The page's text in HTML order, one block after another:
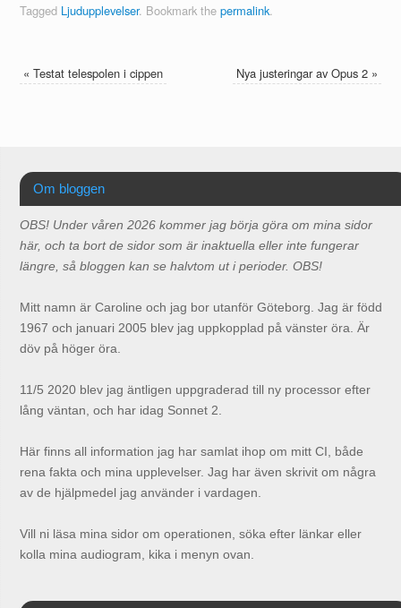
Tagged Ljudupplevelser. Bookmark the permalink.
« Testat telespolen i cippen Nya justeringar av Opus 2 »
Om bloggen
OBS! Under våren 2026 kommer jag börja göra om mina sidor
här, och ta bort de sidor som är inaktuella eller inte fungerar
längre, så bloggen kan se halvtom ut i perioder. OBS!
Mitt namn är Caroline och jag bor utanför Göteborg. Jag är född
1967 och januari 2005 blev jag uppkopplad på vänster öra. Är
döv på höger öra.
11/5 2020 blev jag äntligen uppgraderad till ny processor efter
lång väntan, och har idag Sonnet 2.
Här finns all information jag har samlat ihop om mitt CI, både
rena fakta och mina upplevelser. Jag har även skrivit om några
av de hjälpmedel jag använder i vardagen.
Vill ni läsa mina sidor om operationen, söka efter länkar eller
kolla mina audiogram, kika i menyn ovan.